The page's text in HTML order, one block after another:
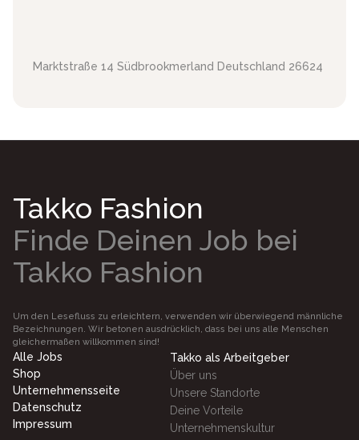
Marktstraße 14 Südbrookmerland Deutschland 26624
Takko Fashion
Finde Deinen Job bei
Takko Fashion
Um den Lesefluss zu erleichtern, verwenden wir überwiegend männliche
Bezeichnungen. Wir betonen ausdrücklich, dass bei uns alle Menschen
gleichermaßen willkommen sind!
Alle Jobs
Shop
Unternehmensseite
Datenschutz
Impressum
Takko als Arbeitgeber
Über uns
Unsere Standorte
Deine Vorteile
Unternehmenskultur